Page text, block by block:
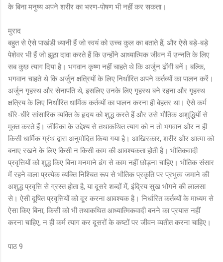
के बिना मनुष्य अपने शरीर का भरण-पोषण भी नहीं कर सकता।
मुराद
बहुत से ऐसे पाखंडी ध्यानी हैं जो स्वयं को उच्च कुल का बताते हैं, और ऐसे बड़े-बड़े
पेशेवर भी हैं जो झूठा दावा करते हैं कि उन्होंने आध्यात्मिक जीवन में उन्नति के लिए
सब कुछ त्याग दिया है। भगवान कृष्ण नहीं चाहते थे कि अर्जुन ढोंगी बनें। बल्कि,
भगवान चाहते थे कि अर्जुन क्षत्रियों के लिए निर्धारित अपने कर्तव्यों का पालन करें।
अर्जुन गृहस्थ और सेनापति थे, इसलिए उनके लिए गृहस्थ बने रहना और गृहस्थ
क्षत्रिय के लिए निर्धारित धार्मिक कर्तव्यों का पालन करना ही बेहतर था। ऐसे कर्म
धीरे-धीरे सांसारिक व्यक्ति के हृदय को शुद्ध करते हैं और उसे भौतिक अशुद्धियों से
मुक्त करते हैं। जीविका के उद्देश्य से तथाकथित त्याग को न तो भगवान और न ही
किसी धार्मिक ग्रंथ द्वारा अनुमोदित किया गया है। आखिरकार, शरीर और आत्मा को
बनाए रखने के लिए किसी न किसी काम की आवश्यकता होती है। भौतिकवादी
प्रवृत्तियों को शुद्ध किए बिना मनमाने ढंग से काम नहीं छोड़ना चाहिए। भौतिक संसार
में रहने वाला प्रत्येक व्यक्ति निश्चित रूप से भौतिक प्रकृति पर प्रभुत्व जमाने की
अशुद्ध प्रवृत्ति से ग्रस्त होता है, या दूसरे शब्दों में, इंद्रिय सुख भोगने की लालसा
से। ऐसी दूषित प्रवृत्तियों को दूर करना आवश्यक है। निर्धारित कर्तव्यों के माध्यम से
ऐसा किए बिना, किसी को भी तथाकथित आध्यात्मिकवादी बनने का प्रयास नहीं
करना चाहिए, न ही कर्म त्याग कर दूसरों के कष्टों पर जीवन व्यतीत करना चाहिए।
पाठ 9